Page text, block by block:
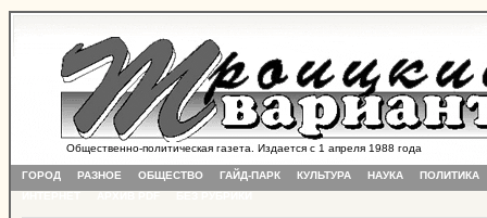
Общественно-политическая газета. Издается с 1 апреля 1988 года
ГОРОД РАЗНОЕ ОБЩЕСТВО ГАЙД-ПАРК КУЛЬТУРА НАУКА
ПОЛИТИКА